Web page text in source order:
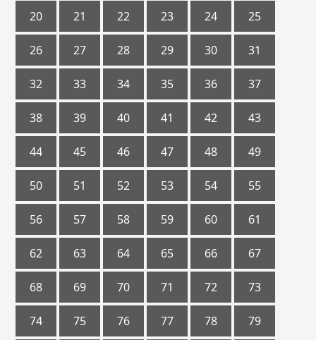
20 21 22 23 24 25
26 27 28 29 30 31
32 33 34 35 36 37
38 39 40 41 42 43
44 45 46 47 48 49
50 51 52 53 54 55
56 57 58 59 60 61
62 63 64 65 66 67
68 69 70 71 72 73
74 75 76 77 78 79